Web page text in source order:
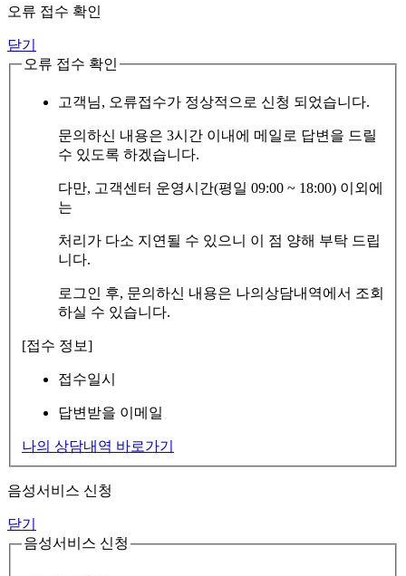
오류 접수 확인
닫기
오류 접수 확인
고객님, 오류접수가 정상적으로 신청 되었습니다.
문의하신 내용은 3시간 이내에 메일로 답변을 드릴
수 있도록 하겠습니다.
다만, 고객센터 운영시간(평일 09:00 ~ 18:00) 이외에
는
처리가 다소 지연될 수 있으니 이 점 양해 부탁 드립
니다.
로그인 후, 문의하신 내용은 나의상담내역에서 조회
하실 수 있습니다.
[접수 정보]
접수일시
답변받을 이메일
나의 상담내역 바로가기
음성서비스 신청
닫기
음성서비스 신청